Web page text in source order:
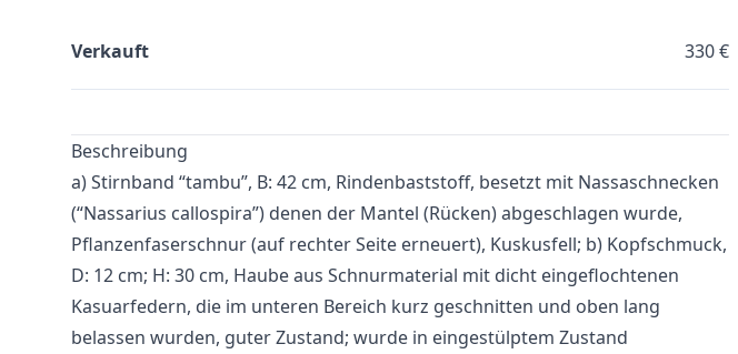
Verkauft 330 €
Beschreibung
a) Stirnband “tambu”, B: 42 cm, Rindenbaststoff, besetzt mit Nassaschnecken
(“Nassarius callospira”) denen der Mantel (Rücken) abgeschlagen wurde,
Pflanzenfaserschnur (auf rechter Seite erneuert), Kuskusfell; b) Kopfschmuck,
D: 12 cm; H: 30 cm, Haube aus Schnurmaterial mit dicht eingeflochtenen
Kasuarfedern, die im unteren Bereich kurz geschnitten und oben lang
belassen wurden, guter Zustand; wurde in eingestülptem Zustand